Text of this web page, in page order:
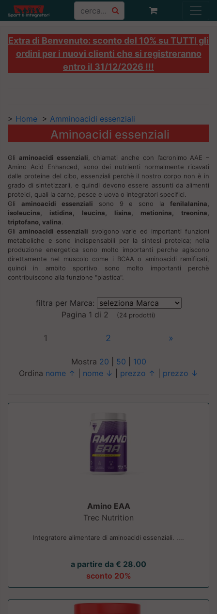
Extra di Benvenuto: sconto del 10% su TUTTI gli
ordini per i nuovi clienti che si registreranno
entro il 31/12/2026 !!!
> Home > Amminoacidi essenziali
Aminoacidi essenziali
Gli aminoacidi essenziali , chiamati anche con l’acronimo AAE –
Amino Acid Enhanced, sono dei nutrienti normalmente ricavati
dalle proteine del cibo, essenziali perchè il nostro corpo non è in
grado di sintetizzarli, e quindi devono essere assunti da alimenti
proteici, quali la carne, pesce e uova o integratori specifici.
Gli aminoacidi essenziali sono 9 e sono la fenilalanina,
isoleucina, istidina, leucina, lisina, metionina, treonina,
triptofano, valina.
Gli aminoacidi essenziali svolgono varie ed importanti funzioni
metaboliche e sono indispensabili per la sintesi proteica; nella
produzione energetica sono molto importanti perche agiscono
direttamente nel muscolo come i BCAA o aminoacidi ramificati,
quindi in ambito sportivo sono molto importanti perchè
contribuiscono alla funzione "plastica".
filtra per Marca:
Pagina 1 di 2
(24 prodotti)
1 2 »
Mostra 20 50
100
Ordina nome ↑ nome ↓ prezzo ↑ prezzo ↓
Amino EAA
Trec Nutrition
Integratore alimentare di aminoacidi essenziali. ....
a partire da € 28.00
sconto 20%